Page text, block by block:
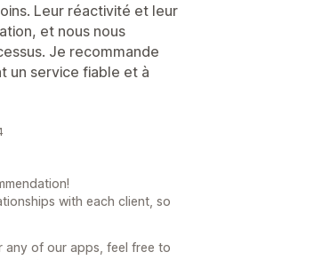
Leur réactivité et leur
et nous nous
Je recommande
un service fiable et à
with each client, so
any of our apps, feel free to